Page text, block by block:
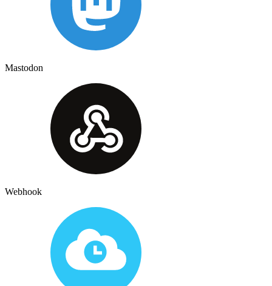
Mastodon
Webhook